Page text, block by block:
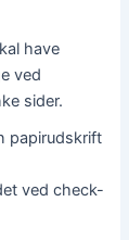
have
ved
sider.
papirudskrift
ved check-